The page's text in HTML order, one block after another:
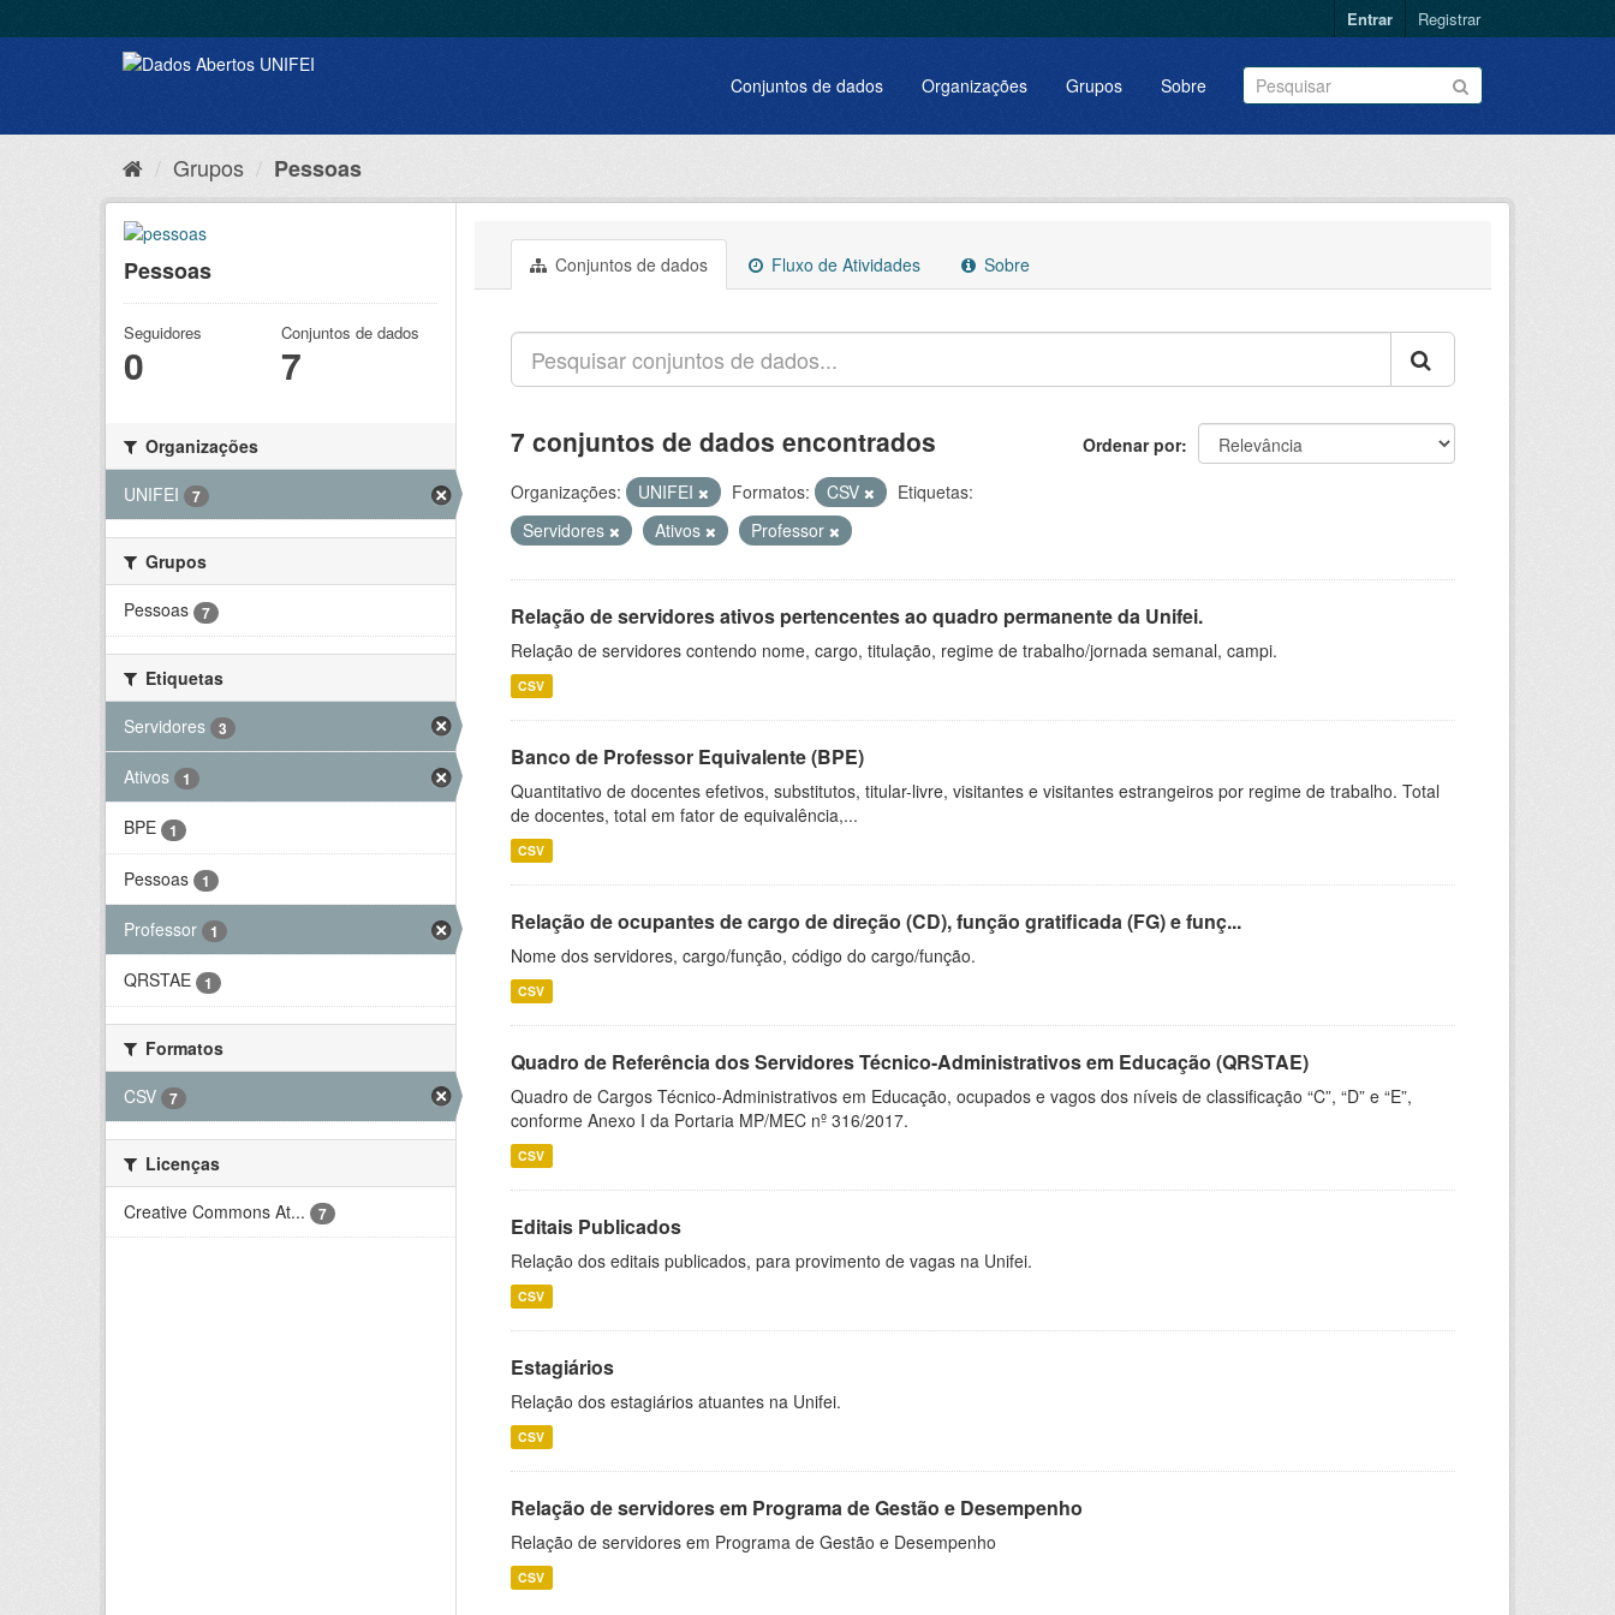
Entrar Registrar
Conjuntos de dados Organizações Grupos Sobre
Grupos Pessoas
Pessoas
Seguidores
0
Conjuntos de dados
7
Organizações
UNIFEI
7
Grupos
Pessoas
7
Etiquetas
Servidores
3
Ativos 1
BPE 1
Pessoas 1
Professor 1
QRSTAE 1
Formatos
CSV
7
Licenças
Creative Commons At...
7
Conjuntos de dados Fluxo de Atividades Sobre
Ordenar por
7 conjuntos de dados encontrados
Organizações: UNIFEI Formatos: CSV
Etiquetas:
Servidores
Ativos Professor
Relação de servidores ativos pertencentes ao quadro permanente da Unifei.
Relação de servidores contendo nome, cargo, titulação, regime de trabalho/jornada semanal, campi.
CSV
Banco de Professor Equivalente (BPE)
Quantitativo de docentes efetivos, substitutos, titular-livre, visitantes e visitantes estrangeiros por regime de trabalho. Total
de docentes, total em fator de equivalência,...
CSV
Relação de ocupantes de cargo de direção (CD), função gratificada (FG) e funç...
Nome dos servidores, cargo/função, código do cargo/função.
CSV
Quadro de Referência dos Servidores Técnico-Administrativos em Educação (QRSTAE)
Quadro de Cargos Técnico-Administrativos em Educação, ocupados e vagos dos níveis de classificação “C”, “D” e “E”,
conforme Anexo I da Portaria MP/MEC nº 316/2017.
CSV
Editais Publicados
Relação dos editais publicados, para provimento de vagas na Unifei.
CSV
Estagiários
Relação dos estagiários atuantes na Unifei.
CSV
Relação de servidores em Programa de Gestão e Desempenho
Relação de servidores em Programa de Gestão e Desempenho
CSV